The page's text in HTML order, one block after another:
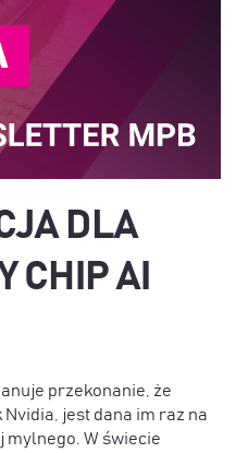
DLA
CHIP AI
przekonanie, że
jest dana im raz na
mylnego. W świecie